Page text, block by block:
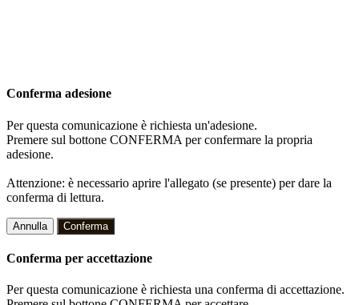
Conferma adesione
Per questa comunicazione è richiesta un'adesione.
Premere sul bottone CONFERMA per confermare la propria
adesione.
Attenzione: è necessario aprire l'allegato (se presente) per dare la
conferma di lettura.
Annulla Conferma
Conferma per accettazione
Per questa comunicazione è richiesta una conferma di accettazione.